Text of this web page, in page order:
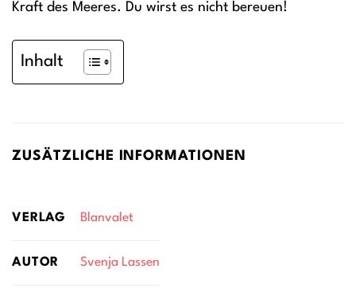
Kraft des Meeres. Du wirst es nicht bereuen!
Inhalt
ZUSÄTZLICHE INFORMATIONEN
VERLAG Blanvalet
AUTOR Svenja Lassen